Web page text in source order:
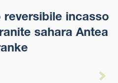
reversibile incasso
sahara Antea